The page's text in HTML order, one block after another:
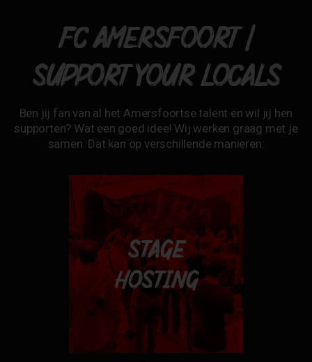
FC AMERSFOORT |
SUPPORT YOUR LOCALS
Ben jij fan van al het Amersfoortse talent en wil jij hen
supporten? Wat een goed idee! Wij werken graag met je
samen. Dat kan op verschillende manieren: